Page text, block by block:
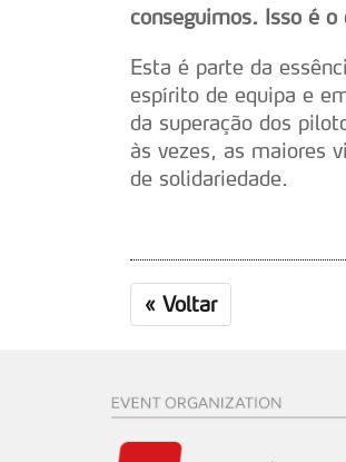
conseguimos. Isso é o
Esta é parte da
espírito de equipa e
da superação dos
às vezes, as maiores
de solidariedade.
« Voltar